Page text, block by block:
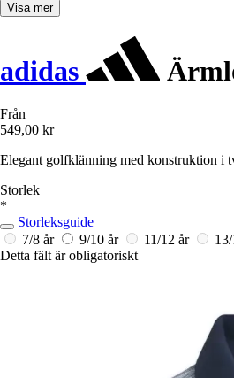
Visa mer
adidas
Från
549,00 kr
Elegant golfklänning med konstruktion i
Storlek
*
Storleksguide
7/8 år
9/10 år 11/12 år
Detta fält är obligatoriskt